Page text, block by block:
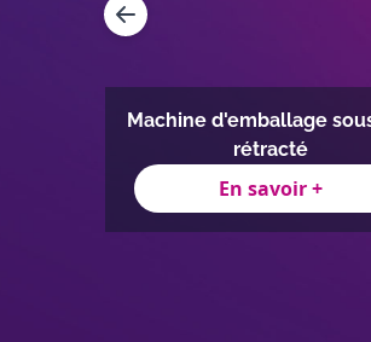
Machine d'emballage
rétracté
En savoir +